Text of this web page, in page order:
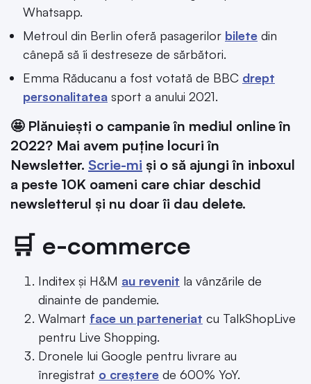
Whatsapp.
Metroul din Berlin oferă pasagerilor bilete din
cânepă să îi destreseze de sărbători.
Emma Răducanu a fost votată de BBC drept
personalitatea sport a anului 2021.
🤩 Plănuiești o campanie în mediul online în
2022? Mai avem puține locuri în
Newsletter. Scrie-mi și o să ajungi în inboxul
a peste 10K oameni care chiar deschid
newsletterul și nu doar îi dau delete.
🛒 e-commerce
Inditex și H&M au revenit la vânzările de
dinainte de pandemie.
Walmart face un parteneriat cu TalkShopLive
pentru Live Shopping.
Dronele lui Google pentru livrare au
înregistrat o creștere de 600% YoY.